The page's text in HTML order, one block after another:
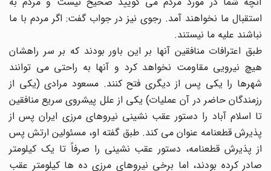
استقبال ما نخواهند آمد. رجوی نیز در جواب گفت: اگر مردم با ما
نباشند علیه ما نیستند.
طبق اعترافات منافقین آنها بر این باور بودند که بر سر راهشان
هیچ نیرویی مقاومت نخواهد کرد و آنها به راحتی می توانند
شهرها را یکی پس از دیگری فتح کنند. مسعود مرادی (یکی از
رزمندگان حاضر در آن عملیات) یکی از علل پیشروی سریع منافقین
تا اسلام آباد را دستور عقب نشینی نیروهای مرزی ایران پس از
پذیرش قطعنامه عنوان می کند. طبق گفته او، مسئولین ارتش پس
از پذیرش قطعنامه، دستور عقب نشینی را صرفاً تا یک کیلومتر
صادر کرده بودند، اما برخی نیروهای مرزی ده ها کیلومتر عقب